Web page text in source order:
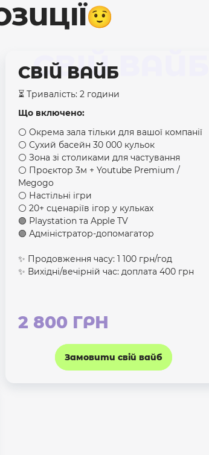
СВІЙ ВАЙБ
СВІЙ ВАЙБ
⏳ Тривалість: 2 години
Що включено:
⚪️ Окрема зала тільки для вашої компанії
⚪️ Сухий басейн 30 000 кульок
⚪️ Зона зі столиками для частування
⚪️ Проєктор 3м + Youtube Premium /
Megogo
⚪️ Настільні ігри
⚪️ 20+ сценаріїв ігор у кульках
🟣 Playstation та Apple TV
🟣 Адміністратор-допомагатор
✨ Продовження часу: 1 100 грн/год
✨ Вихідні/вечірній час: доплата 400 грн
2 800 ГРН
Замовити свій вайб